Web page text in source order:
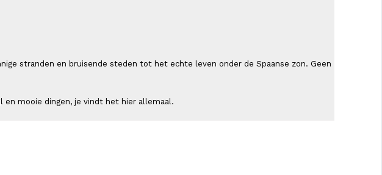
stranden en bruisende steden tot het echte leven onder de Spaanse zon. Geen
mooie dingen, je vindt het hier allemaal.